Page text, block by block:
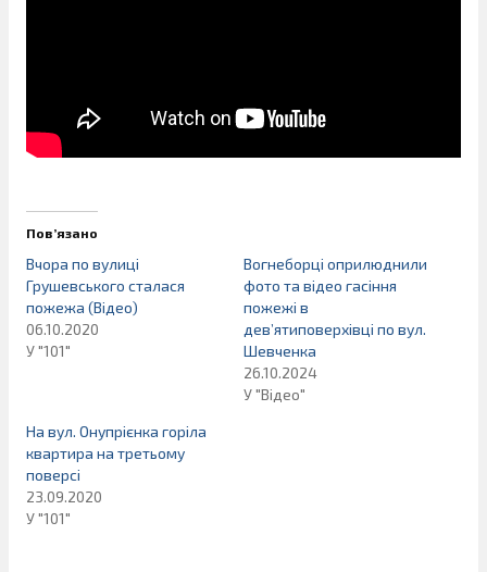
Пов’язано
Вчора по вулиці
Грушевського сталася
пожежа (Відео)
06.10.2020
У "101"
Вогнеборці оприлюднили
фото та відео гасіння
пожежі в
дев’ятиповерхівці по вул.
Шевченка
26.10.2024
У "Відео"
На вул. Онупрієнка горіла
квартира на третьому
поверсі
23.09.2020
У "101"